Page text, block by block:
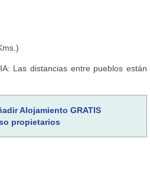
Las distancias entre pueblos están
Alojamiento GRATIS
propietarios